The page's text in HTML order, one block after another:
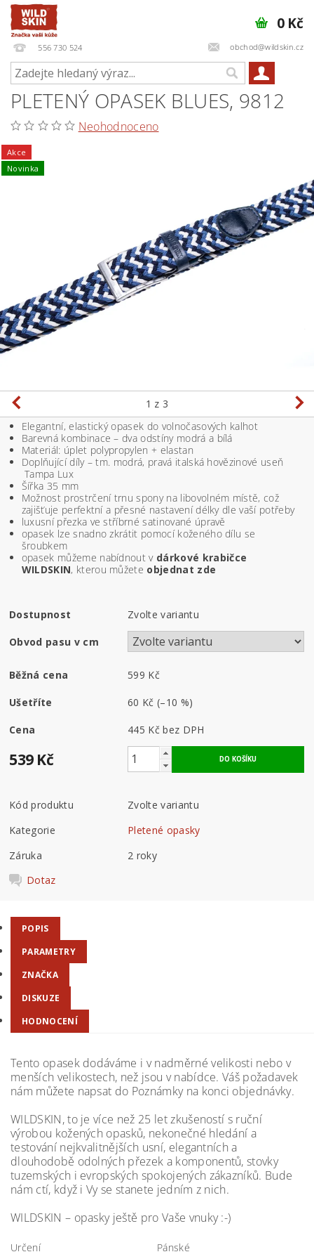
556 730 524 obchod@wildskin.cz
0 Kč
PLETENÝ OPASEK BLUES, 9812
Neohodnoceno
Akce
Novinka
1 z 3
Elegantní, elastický opasek do volnočasových kalhot
Barevná kombinace – dva odstíny modrá a bílá
Materiál: úplet polypropylen + elastan
Doplňující díly – tm. modrá, pravá italská hovězinové useň
Tampa Lux
Šířka 35 mm
Možnost prostrčení trnu spony na libovolném místě, což
zajišťuje perfektní a přesné nastavení délky dle vaší potřeby
luxusní přezka ve stříbrné satinované úpravě
opasek lze snadno zkrátit pomocí koženého dílu se
šroubkem
opasek můžeme nabídnout v dárkové krabičce
WILDSKIN, kterou můžete objednat zde
Dostupnost Zvolte variantu
Obvod pasu v cm
Běžná cena 599 Kč
Ušetříte 60 Kč(–10 %)
Cena 445 Kč bez DPH
539 Kč
Kód produktu
Zvolte variantu
Kategorie
Pletené opasky
Záruka
2 roky
Dotaz
POPIS
PARAMETRY
ZNAČKA
DISKUZE
HODNOCENÍ
Tento opasek dodáváme i v nadměrné velikosti nebo v
menších velikostech, než jsou v nabídce. Váš požadavek
nám můžete napsat do Poznámky na konci objednávky.
WILDSKIN, to je více než 25 let zkušeností s ruční
výrobou kožených opasků, nekonečné hledání a
testování nejkvalitnějších usní, elegantních a
dlouhodobě odolných přezek a komponentů, stovky
tuzemských i evropských spokojených zákazníků. Bude
nám ctí, když i Vy se stanete jedním z nich.
WILDSKIN – opasky ještě pro Vaše vnuky :-)
Určení Pánské